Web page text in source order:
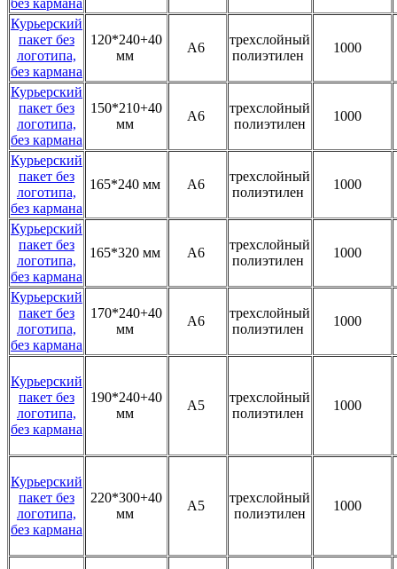
Курьерский
пакет без
логотипа,
без кармана
120*240+40
мм
А6
трехслойный
полиэтилен
1000
Курьерский
пакет без
логотипа,
без кармана
150*210+40
мм
А6
трехслойный
полиэтилен
1000
Курьерский
пакет без
логотипа,
без кармана
165*240 мм А6
трехслойный
полиэтилен
1000
Курьерский
пакет без
логотипа,
без кармана
165*320 мм А6
трехслойный
полиэтилен
1000
Курьерский
пакет без
логотипа,
без кармана
170*240+40
мм
А6
трехслойный
полиэтилен
1000
Курьерский
пакет без
логотипа,
без кармана
190*240+40
мм
А5
трехслойный
полиэтилен
1000
Курьерский
пакет без
логотипа,
без кармана
220*300+40
мм
А5
трехслойный
полиэтилен
1000